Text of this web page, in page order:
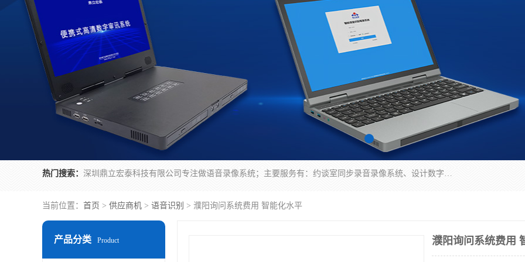
热门搜索： 深圳鼎立宏泰科技有限公司专注做语音录像系统；主要服务有：约谈室同步录音录像系统、设计数字询问同步录音录像、数字约谈室同步录音录像、公开听证室、智慧庭审、智能语音识别转写、远程提讯（提审）、记录仪、远程指挥综合管理平台、录播系统等
当前位置： 首页 > 供应商机 > 语音识别 > 濮阳询问系统费用 智能化水平
产品分类 Product 濮阳询问系统费用